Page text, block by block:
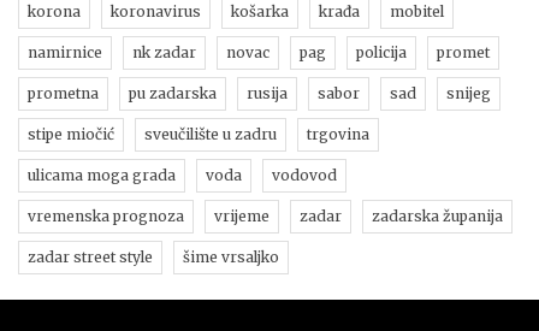
korona koronavirus košarka krađa mobitel
namirnice nk zadar novac pag policija promet
prometna pu zadarska rusija sabor sad snijeg
stipe miočić sveučilište u zadru trgovina
ulicama moga grada voda vodovod
vremenska prognoza vrijeme zadar zadarska županija
zadar street style šime vrsaljko